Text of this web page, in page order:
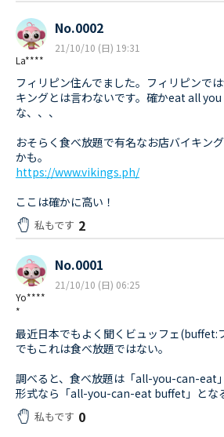
La****
No.0002
21/10/10 (日) 19:31
フィリピン住んでました。フィリピンで
キングとは言わないです。確かeat all
な、、、
おそらく食べ放題で有名なお店バイキン
かも。
https://www.vikings.ph/
ここは確かに高い！
私もです 2
Yo****
*
No.0001
21/10/10 (日) 06:25
最近日本でもよく聞くビュッフェ(buffet:
でもこれは食べ放題ではない。
調べると、食べ放題は「all-you-can-eat
形式なら「all-you-can-eat buffet」とな
私もです 0